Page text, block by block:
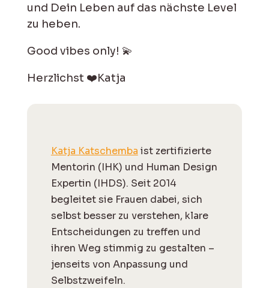
und Dein Leben auf das nächste Level
zu heben.
Good vibes only! 💫
Herzlichst ❤️Katja
Katja Katschemba ist zertifizierte
Mentorin (IHK) und Human Design
Expertin (IHDS). Seit 2014
begleitet sie Frauen dabei, sich
selbst besser zu verstehen, klare
Entscheidungen zu treffen und
ihren Weg stimmig zu gestalten –
jenseits von Anpassung und
Selbstzweifeln.